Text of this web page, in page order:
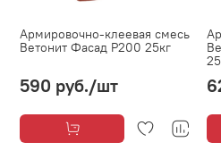
Армировочно-клеевая смесь
Ветонит Фасад Р200 25кг
590 руб./шт